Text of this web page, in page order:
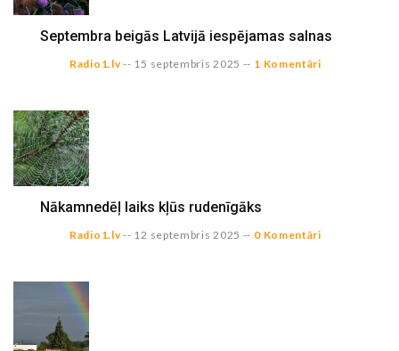
Septembra beigās Latvijā iespējamas salnas
Radio1.lv-- 15 septembris 2025 -- 1 Komentāri
Nākamnedēļ laiks kļūs rudenīgāks
Radio1.lv-- 12 septembris 2025 -- 0 Komentāri